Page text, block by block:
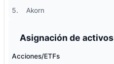
5.
Akorn
Asignación de activos
Acciones/ETFs